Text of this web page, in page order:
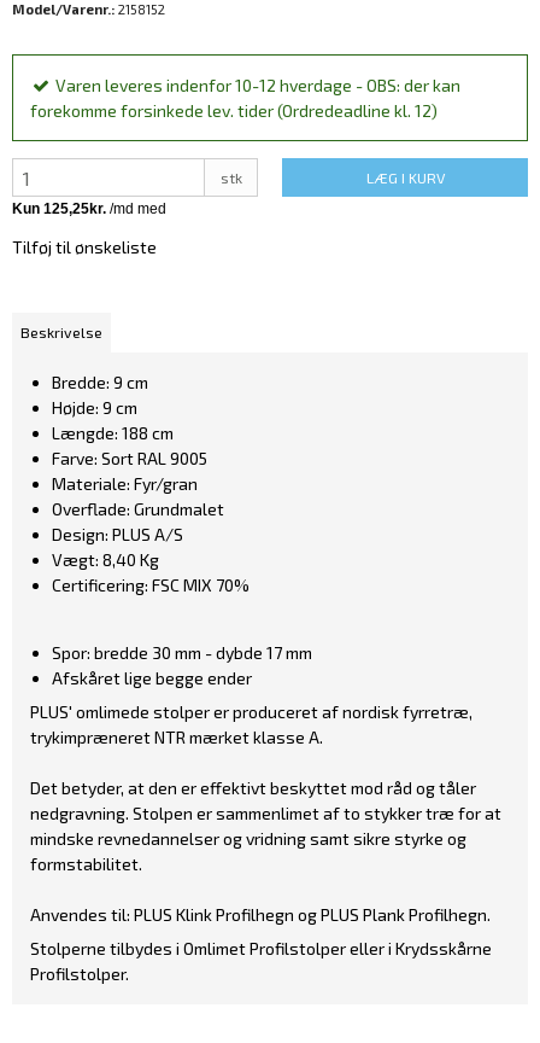
Model/Varenr.: 2158152
Varen leveres indenfor 10-12 hverdage - OBS: der kan
forekomme forsinkede lev. tider (Ordredeadline kl. 12)
stk LÆG I KURV
Tilføj til ønskeliste
Beskrivelse
Bredde: 9 cm
Højde: 9 cm
Længde: 188 cm
Farve: Sort RAL 9005
Materiale: Fyr/gran
Overflade: Grundmalet
Design: PLUS A/S
Vægt: 8,40 Kg
Certificering: FSC MIX 70%
Spor: bredde 30 mm - dybde 17 mm
Afskåret lige begge ender
PLUS' omlimede stolper er produceret af nordisk fyrretræ,
trykimpræneret NTR mærket klasse A.
Det betyder, at den er effektivt beskyttet mod råd og tåler
nedgravning. Stolpen er sammenlimet af to stykker træ for at
mindske revnedannelser og vridning samt sikre styrke og
formstabilitet.
​Anvendes til: PLUS Klink Profilhegn og PLUS Plank Profilhegn.
Stolperne tilbydes i Omlimet Profilstolper eller i Krydsskårne
Profilstolper.